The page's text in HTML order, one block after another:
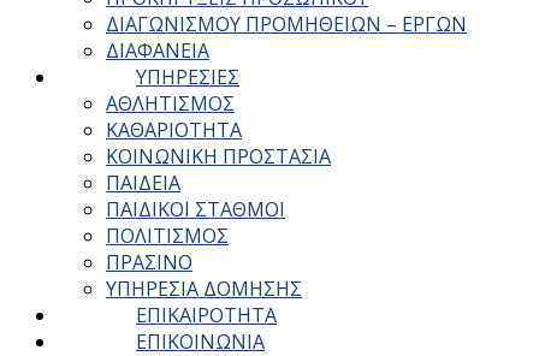
ΔΙΑΓΩΝΙΣΜΟΥ ΠΡΟΜΗΘΕΙΩΝ – ΕΡΓΩΝ
ΔΙΑΦΑΝΕΙΑ
ΥΠΗΡΕΣΙΕΣ
ΑΘΛΗΤΙΣΜΟΣ
ΚΑΘΑΡΙΟΤΗΤΑ
ΚΟΙΝΩΝΙΚΗ ΠΡΟΣΤΑΣΙΑ
ΠΑΙΔΕΙΑ
ΠΑΙΔΙΚΟΙ ΣΤΑΘΜΟΙ
ΠΟΛΙΤΙΣΜΟΣ
ΠΡΑΣΙΝΟ
ΥΠΗΡΕΣΙΑ ΔΟΜΗΣΗΣ
ΕΠΙΚΑΙΡΟΤΗΤΑ
ΕΠΙΚΟΙΝΩΝΙΑ